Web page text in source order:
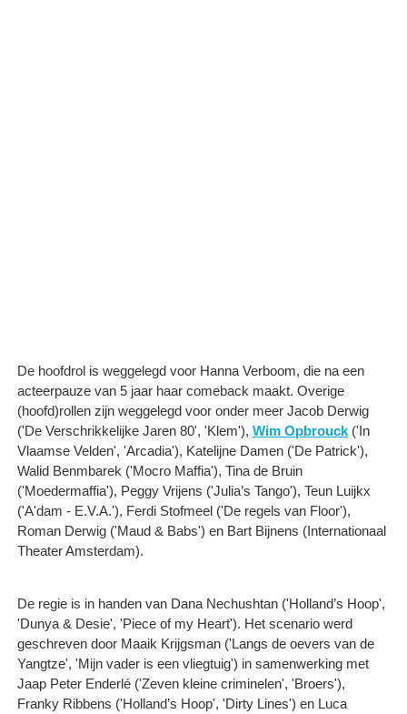
De hoofdrol is weggelegd voor Hanna Verboom, die na een
acteerpauze van 5 jaar haar comeback maakt. Overige
(hoofd)rollen zijn weggelegd voor onder meer Jacob Derwig
('De Verschrikkelijke Jaren 80', 'Klem'), Wim Opbrouck ('In
Vlaamse Velden', 'Arcadia'), Katelijne Damen ('De Patrick'),
Walid Benmbarek ('Mocro Maffia'), Tina de Bruin
('Moedermaffia'), Peggy Vrijens ('Julia’s Tango'), Teun Luijkx
('A'dam - E.V.A.'), Ferdi Stofmeel ('De regels van Floor'),
Roman Derwig ('Maud & Babs') en Bart Bijnens (Internationaal
Theater Amsterdam).
De regie is in handen van Dana Nechushtan ('Holland’s Hoop',
'Dunya & Desie', 'Piece of my Heart'). Het scenario werd
geschreven door Maaik Krijgsman ('Langs de oevers van de
Yangtze', 'Mijn vader is een vliegtuig') in samenwerking met
Jaap Peter Enderlé ('Zeven kleine criminelen', 'Broers'),
Franky Ribbens ('Holland’s Hoop', 'Dirty Lines') en Luca